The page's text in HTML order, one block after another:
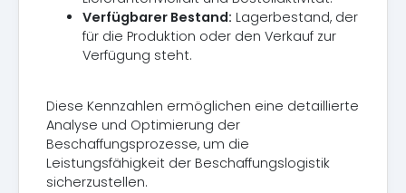
Verfügbarer Bestand: Lagerbestand, der
für die Produktion oder den Verkauf zur
Verfügung steht.
Diese Kennzahlen ermöglichen eine detaillierte
Analyse und Optimierung der
Beschaffungsprozesse, um die
Leistungsfähigkeit der Beschaffungslogistik
sicherzustellen.